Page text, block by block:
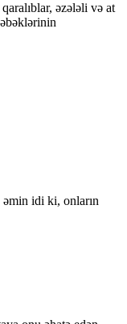
əzələli və at
əmin idi ki, onların